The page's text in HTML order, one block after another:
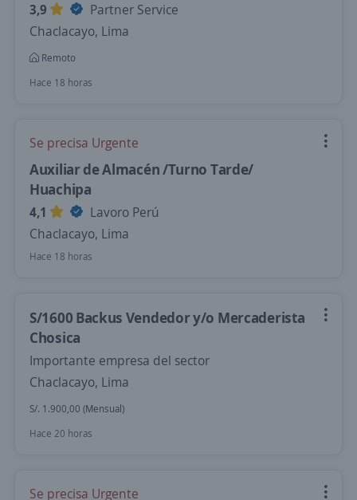
3,9
Partner Service
Chaclacayo, Lima
Remoto
Hace 18 horas
Se precisa Urgente
Auxiliar de Almacén /Turno Tarde/
Huachipa
4,1
Lavoro Perú
Chaclacayo, Lima
Hace 18 horas
S/1600 Backus Vendedor y/o Mercaderista
Chosica
Importante empresa del sector
Chaclacayo, Lima
S/. 1.900,00 (Mensual)
Hace 20 horas
Se precisa Urgente